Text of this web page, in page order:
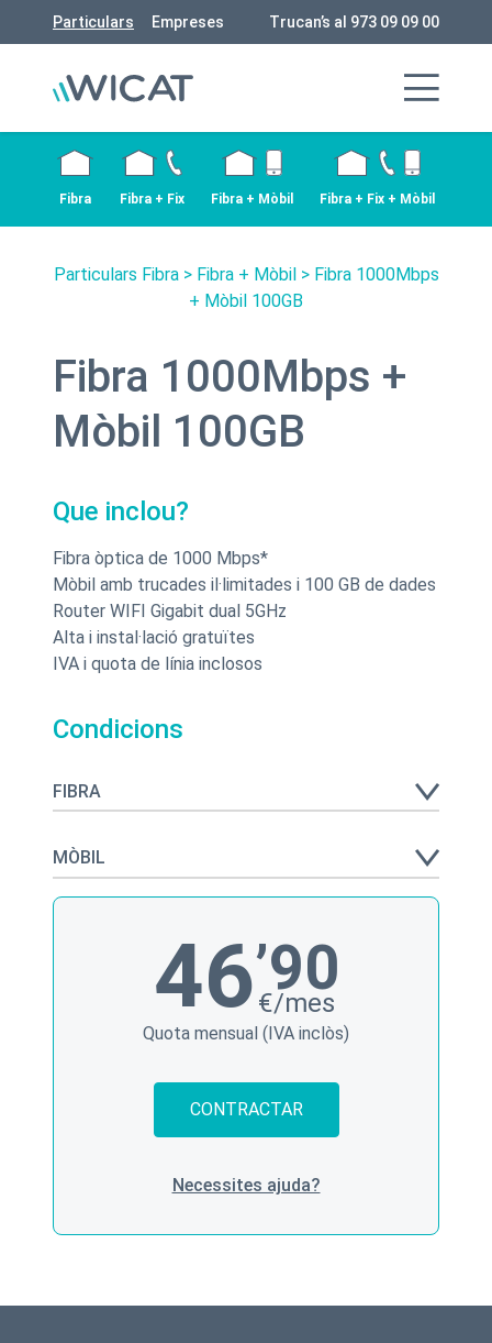
Particulars Empreses Trucan’s al 973 09 09 00
Fibra Fibra + Fix Fibra + Mòbil Fibra + Fix + Mòbil
Particulars Fibra> Fibra + Mòbil> Fibra 1000Mbps
+ Mòbil 100GB
Fibra 1000Mbps +
Mòbil 100GB
Que inclou?
Fibra òptica de 1000 Mbps*
Mòbil amb trucades il·limitades i 100 GB de dades
Router WIFI Gigabit dual 5GHz
Alta i instal·lació gratuïtes
IVA i quota de línia inclosos
Condicions
FIBRA
MÒBIL
46’90
€/mes
Quota mensual (IVA inclòs)
CONTRACTAR
Necessites ajuda?